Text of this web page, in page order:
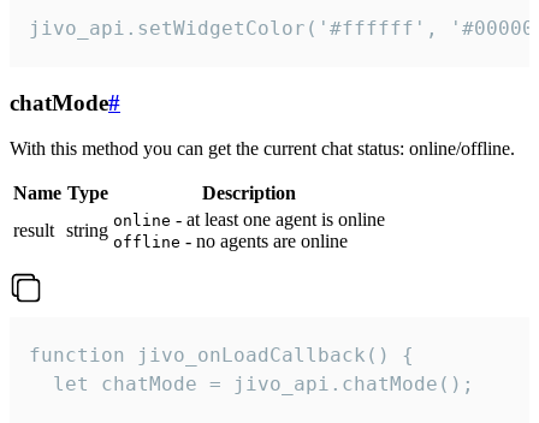
jivo_api.setWidgetColor('#ffffff',
chatMode#
With this method you can get the current chat status: online/offline.
Name Type
Description
result string online - at least one agent is online
offline - no agents are online
function jivo_onLoadCallback() {
  let chatMode = jivo_api.chatMode();